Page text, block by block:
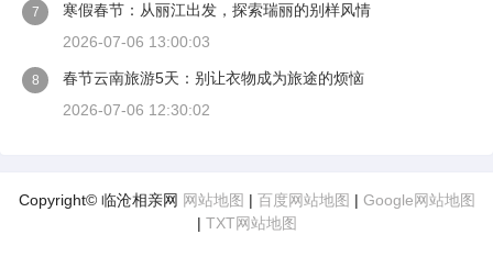
7
寒假春节：从丽江出发，探索瑞丽的别样风情
2026-07-06 13:00:03
8
春节云南旅游5天：别让衣物成为旅途的烦恼
2026-07-06 12:30:02
Copyright© 临沧相亲网 网站地图 | 百度网站地图 | Google网站地图
| TXT网站地图